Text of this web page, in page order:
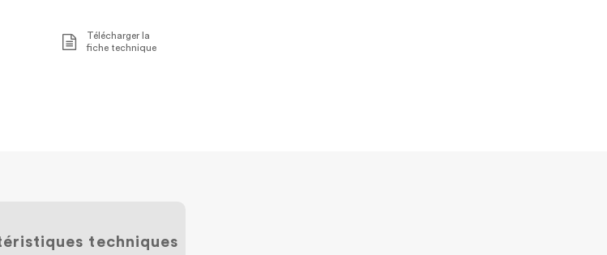
Télécharger la
fiche technique
techniques